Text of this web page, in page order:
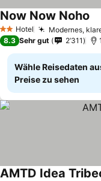
2 Sterne
Hotel Modernes,
Now Now Noho
8.3 Sehr gut 2’311
Wähle Reisedaten
Preise zu sehen
AMTD Idea